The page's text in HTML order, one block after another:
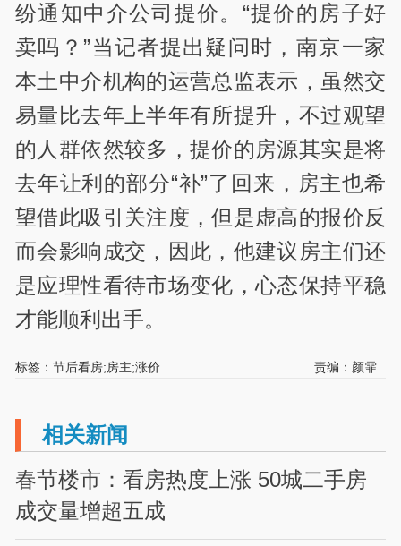
纷通知中介公司提价。“提价的房子好
卖吗？”当记者提出疑问时，南京一家
本土中介机构的运营总监表示，虽然交
易量比去年上半年有所提升，不过观望
的人群依然较多，提价的房源其实是将
去年让利的部分“补”了回来，房主也希
望借此吸引关注度，但是虚高的报价反
而会影响成交，因此，他建议房主们还
是应理性看待市场变化，心态保持平稳
才能顺利出手。
标签：节后看房;房主;涨价 责编：颜霏
相关新闻
春节楼市：看房热度上涨 50城二手房
成交量增超五成